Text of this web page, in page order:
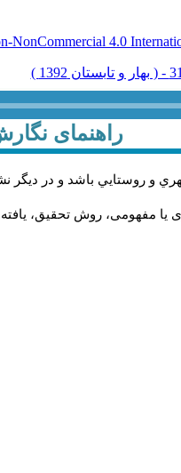
NonCommercial 4.0
راهنمای
و روستايي باشد و در دیگر
مفهومی، روش تحقیق،